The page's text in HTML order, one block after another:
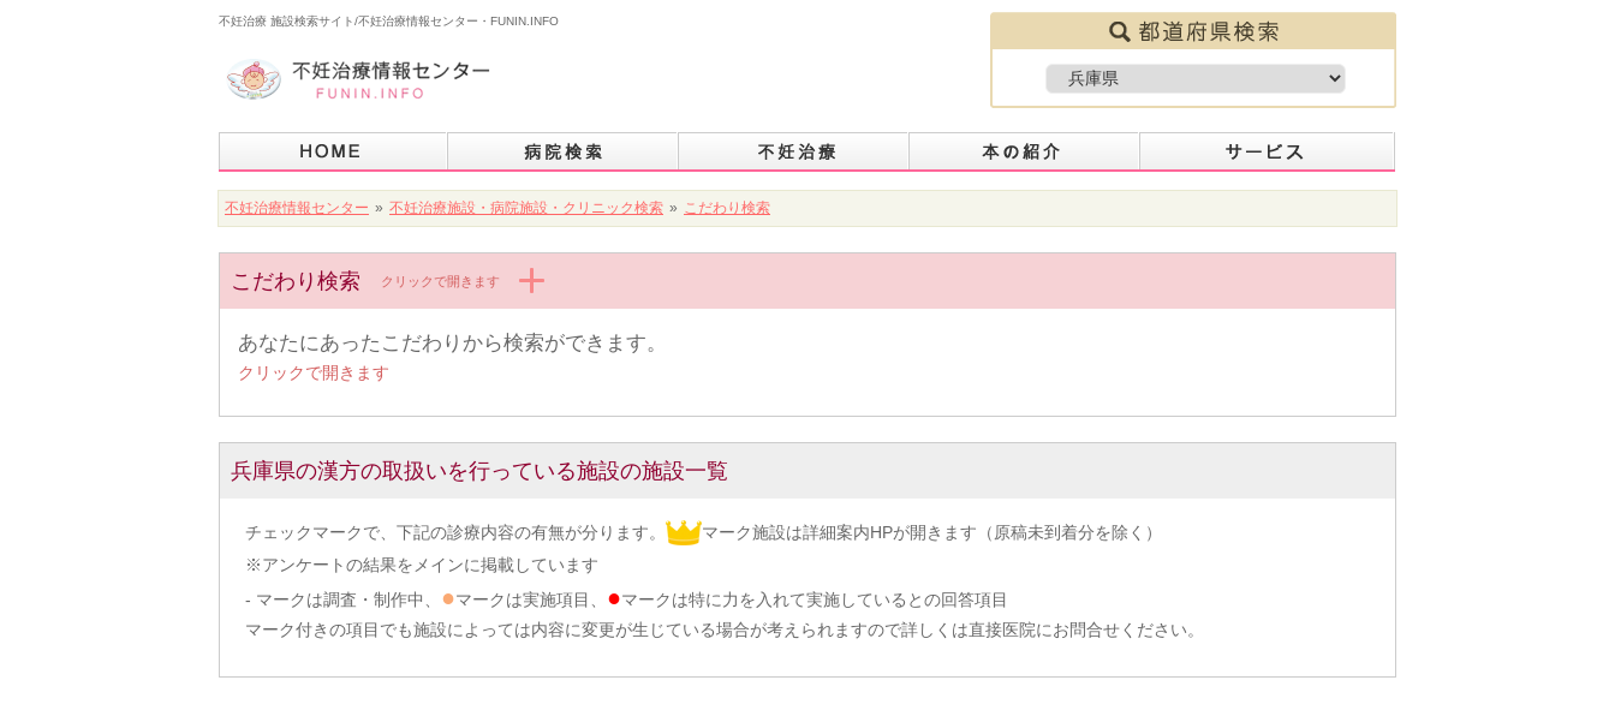
不妊治療 施設検索サイト/不妊治療情報センター・FUNIN.INFO
不妊治療情報センター » 不妊治療施設・病院施設・クリニック検索 » こだわり検索
こだわり検索 クリックで開きます
あなたにあったこだわりから検索ができます。
クリックで開きます
兵庫県の漢方の取扱いを行っている施設の施設一覧
チェックマークで、下記の診療内容の有無が分ります。
マーク施設は詳細案内HPが開きます（原稿未到着分を除く）
※アンケートの結果をメインに掲載しています
- マークは調査・制作中、 ●マークは実施項目、 ●マークは特に力を入れて実施しているとの回答項目
マーク付きの項目でも施設によっては内容に変更が生じている場合が考えられますので詳しくは直接医院にお問合せください。